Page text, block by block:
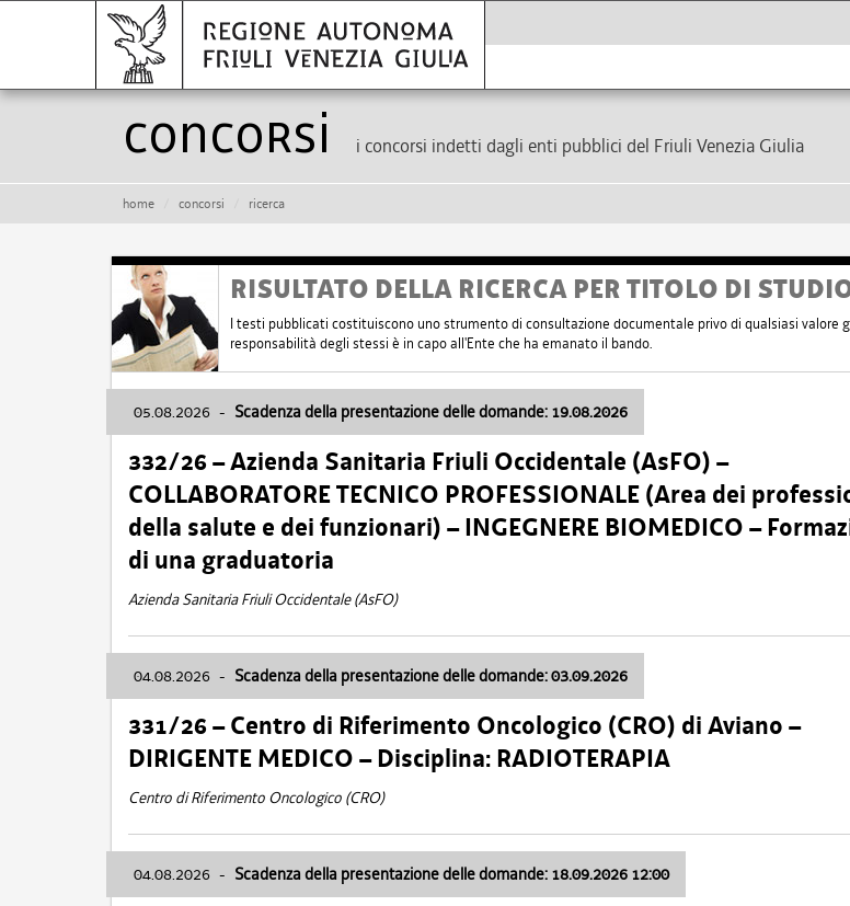
Concorsi i concorsi indetti dagli enti pubblici del Friuli Venezia Giulia
home concorsi ricerca
RISULTATO DELLA RICERCA PER TITOLO DI
I testi pubblicati costituiscono uno strumento di consultazione documentale privo di qualsiasi valore
responsabilità degli stessi è in capo all'Ente che ha emanato il bando.
05.08.2026 - Scadenza della presentazione delle domande: 19.08.2026
332/26 – Azienda Sanitaria Friuli Occidentale (AsFO) –
COLLABORATORE TECNICO PROFESSIONALE (Area dei
della salute e dei funzionari) – INGEGNERE BIOMEDICO –
di una graduatoria
Azienda Sanitaria Friuli Occidentale (AsFO)
04.08.2026 - Scadenza della presentazione delle domande: 03.09.2026
331/26 – Centro di Riferimento Oncologico (CRO) di Aviano –
DIRIGENTE MEDICO – Disciplina: RADIOTERAPIA
Centro di Riferimento Oncologico (CRO)
04.08.2026 - Scadenza della presentazione delle domande: 18.09.2026 12:00